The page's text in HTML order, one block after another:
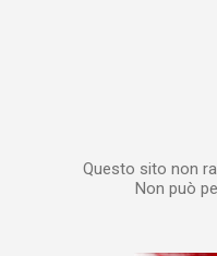
Questo sito non
Non può